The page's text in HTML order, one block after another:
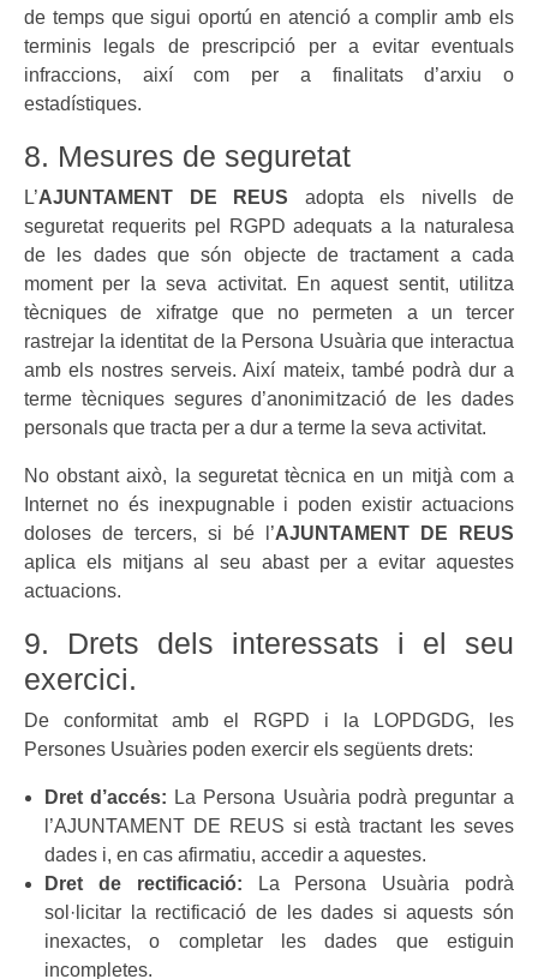
de temps que sigui oportú en atenció a complir amb els
terminis legals de prescripció per a evitar eventuals
infraccions, així com per a finalitats d’arxiu o
estadístiques.
8. Mesures de seguretat
L’AJUNTAMENT DE REUS adopta els nivells de
seguretat requerits pel RGPD adequats a la naturalesa
de les dades que són objecte de tractament a cada
moment per la seva activitat. En aquest sentit, utilitza
tècniques de xifratge que no permeten a un tercer
rastrejar la identitat de la Persona Usuària que interactua
amb els nostres serveis. Així mateix, també podrà dur a
terme tècniques segures d’anonimització de les dades
personals que tracta per a dur a terme la seva activitat.
No obstant això, la seguretat tècnica en un mitjà com a
Internet no és inexpugnable i poden existir actuacions
doloses de tercers, si bé l’AJUNTAMENT DE REUS
aplica els mitjans al seu abast per a evitar aquestes
actuacions.
9. Drets dels interessats i el seu
exercici.
De conformitat amb el RGPD i la LOPDGDG, les
Persones Usuàries poden exercir els següents drets:
Dret d’accés: La Persona Usuària podrà preguntar a
l’AJUNTAMENT DE REUS si està tractant les seves
dades i, en cas afirmatiu, accedir a aquestes.
Dret de rectificació: La Persona Usuària podrà
sol·licitar la rectificació de les dades si aquests són
inexactes, o completar les dades que estiguin
incompletes.